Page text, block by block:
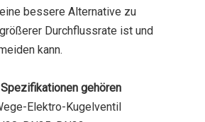
bessere Alternative zu
Durchflussrate ist und
kann.
gehören
Elektro-Kugelventil